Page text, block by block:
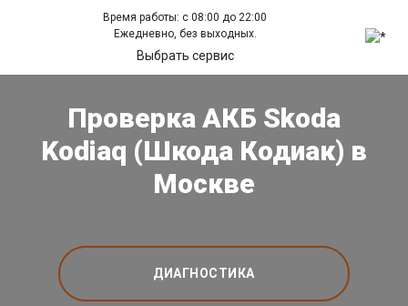
Время работы: с 08:00 до 22:00
Ежедневно, без выходных.
Выбрать сервис
Проверка АКБ Skoda
Kodiaq (Шкода Кодиак) в
Москве
ДИАГНОСТИКА